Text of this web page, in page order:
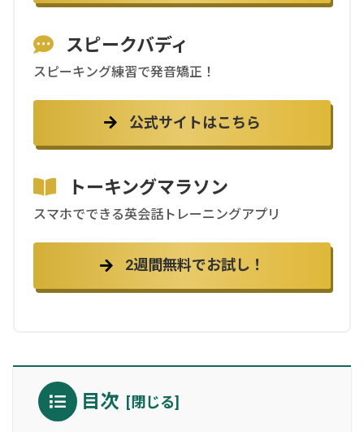
スピークバディ
スピーキング練習で発音矯正！
公式サイトはこちら
トーキングマラソン
スマホでできる英会話トレーニングアプリ
2週間無料でお試し！
目次